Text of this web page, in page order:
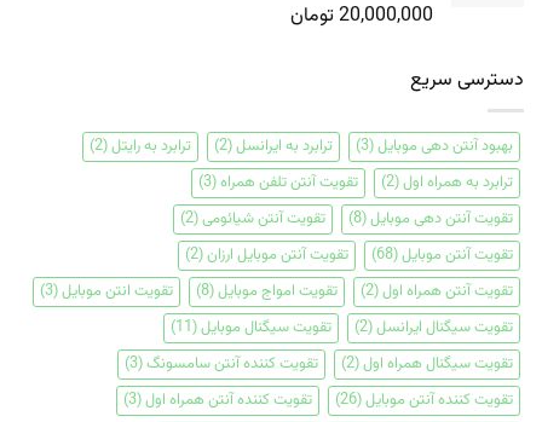
امتیاز
از 5
20,000,000 تومان
دسترسی سریع
بهبود آنتن دهی موبایل(3) ترابرد به ایرانسل(2) ترابرد به رایتل(2)
ترابرد به همراه اول(2) تقویت آنتن تلفن همراه(3)
تقویت آنتن دهی موبایل(8) تقویت آنتن شیائومی(2)
تقویت آنتن موبایل(68) تقویت آنتن موبایل ارزان(2)
تقویت آنتن همراه اول(2) تقویت امواج موبایل(8) تقویت انتن موبایل(3)
تقویت سیگنال ایرانسل(2) تقویت سیگنال موبایل(11)
تقویت سیگنال همراه اول(2) تقویت کننده آنتن سامسونگ(3)
تقویت کننده آنتن موبایل(26) تقویت کننده آنتن همراه اول(3)